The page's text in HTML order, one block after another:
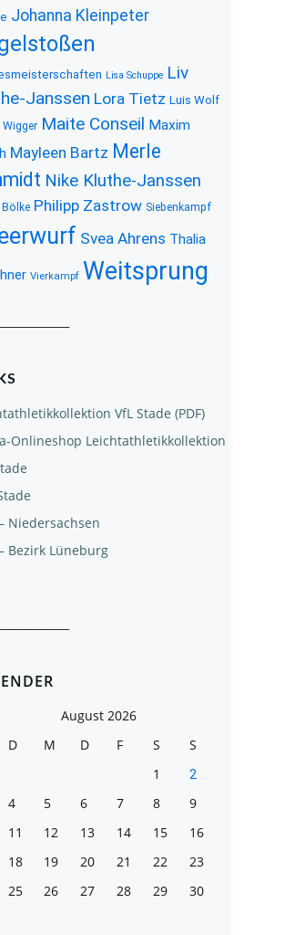
Johanna Kleinpeter
Lisa Schuppe Liv
Janssen Lora Tietz Luis Wolf
Wigger Maite Conseil Maxim
Mayleen Bartz Merle
Nike Kluthe-Janssen
Philipp Zastrow Siebenkampf
Svea Ahrens Thalia
Vierkampf Weitsprung
VfL Stade (PDF)
Onlineshop Leichtathletikkollektion
Niedersachsen
Bezirk Lüneburg
August 2026
D M D F S
S
1
2
4 5 6 7 8
9
11 12 13 14 15
16
18 19 20 21 22
23
25 26 27 28 29
30